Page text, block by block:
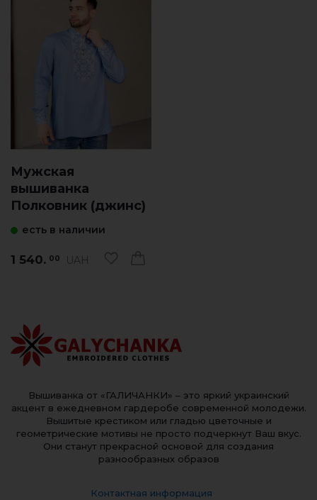
Мужская
вышиванка
Полковник (джинс)
есть в наличии
1 540. 00 UAH
Вышиванка от «ГАЛИЧАНКИ» – это яркий украинский
акцент в ежедневном гардеробе современной молодежи.
Вышитые крестиком или гладью цветочные и
геометрические мотивы не просто подчеркнут Ваш вкус.
Они станут прекрасной основой для создания
разнообразных образов
Контактная информация